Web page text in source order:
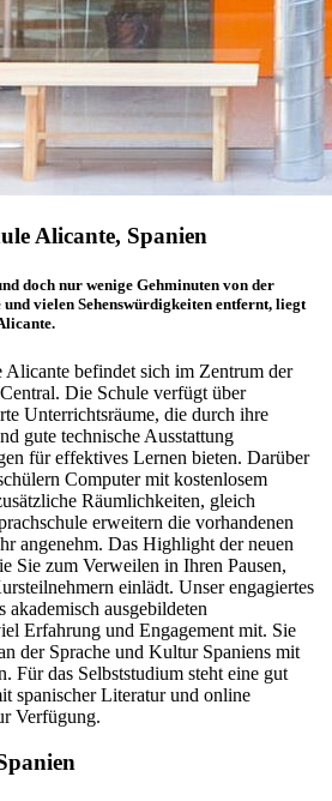
Alicante, Spanien
doch nur wenige Gehminuten von der
vielen Sehenswürdigkeiten entfernt, liegt
Alicante befindet sich im Zentrum der
Die Schule verfügt über
Unterrichtsräume, die durch ihre
gute technische Ausstattung
für effektives Lernen bieten. Darüber
Computer mit kostenlosem
Räumlichkeiten, gleich
erweitern die vorhandenen
angenehm. Das Highlight der neuen
Sie zum Verweilen in Ihren Pausen,
einlädt. Unser engagiertes
akademisch ausgebildeten
Erfahrung und Engagement mit. Sie
der Sprache und Kultur Spaniens mit
Für das Selbststudium steht eine gut
spanischer Literatur und online
Verfügung.